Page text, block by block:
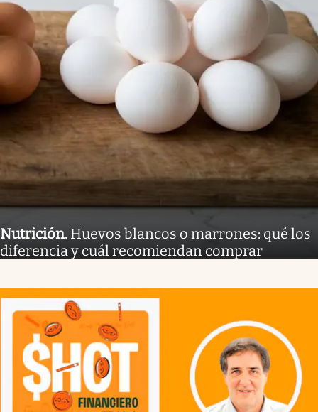
Nutrición. Huevos blancos o marrones: qué los
diferencia y cuál recomiendan comprar